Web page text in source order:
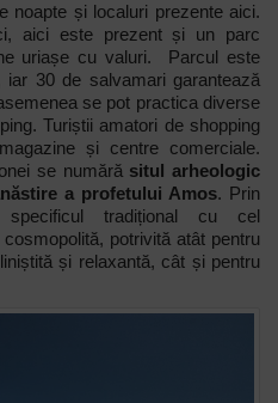
noapte și localuri prezente aici.
aici este prezent și un parc
uriașe cu valuri. Parcul este
30 de salvamari garantează
se pot practica diverse
Turiștii amatori de shopping
și centre comerciale.
se numără situl arheologic
a profetului Amos. Prin
tradițional cu cel
potrivită atât pentru
și relaxantă, cât și pentru